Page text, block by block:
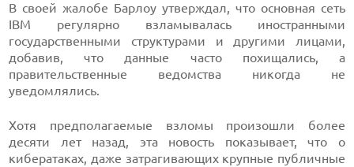
В своей жалобе Барлоу утверждал, что основная сеть
IBM регулярно взламывалась иностранными
государственными структурами и другими лицами,
добавив, что данные часто похищались, а
правительственные ведомства никогда не
уведомлялись.
Хотя предполагаемые взломы произошли более
десяти лет назад, эта новость показывает, что о
кибератаках, даже затрагивающих крупные публичные